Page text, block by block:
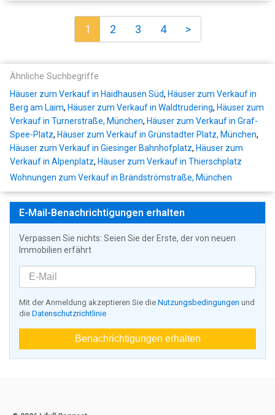
1 2 3 4 >
Ähnliche Suchbegriffe
Häuser zum Verkauf in Haidhausen Süd, Häuser zum Verkauf in
Berg am Laim, Häuser zum Verkauf in Waldtrudering, Häuser zum
Verkauf in Turnerstraße, München, Häuser zum Verkauf in Graf-
Spee-Platz, Häuser zum Verkauf in Grünstadter Platz, München,
Häuser zum Verkauf in Giesinger Bahnhofplatz, Häuser zum
Verkauf in Alpenplatz, Häuser zum Verkauf in Thierschplatz
Wohnungen zum Verkauf in Brändströmstraße, München
E-Mail-Benachrichtigungen erhalten
Verpassen Sie nichts: Seien Sie der Erste, der von neuen
Immobilien erfährt
Mit der Anmeldung akzeptieren Sie die Nutzungsbedingungen und
die Datenschutzrichtlinie
Benachrichtigungen erhalten